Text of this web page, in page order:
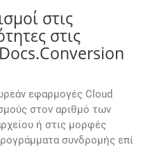
στις
στις
εφαρμογές Cloud
στον αριθμό των
ή στις μορφές
συνδρομής επί